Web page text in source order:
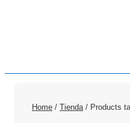
Home / Tienda/ Products